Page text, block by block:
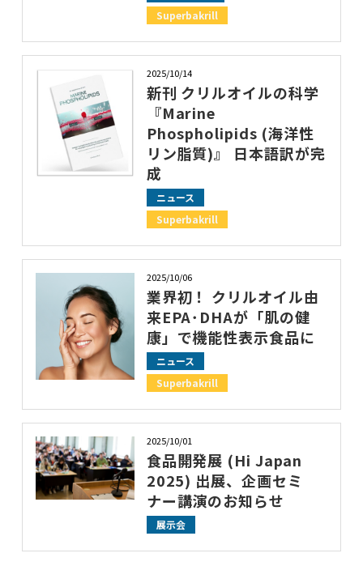
Superbakrill
2025/10/14
新刊 クリルオイルの科学
『Marine
Phospholipids (海洋性
リン脂質)』 日本語訳が完
成
ニュース
Superbakrill
2025/10/06
業界初！ クリルオイル由
来EPA･DHAが「肌の健
康」で機能性表示食品に
ニュース
Superbakrill
2025/10/01
食品開発展 (Hi Japan
2025) 出展、企画セミ
ナー講演のお知らせ
展示会